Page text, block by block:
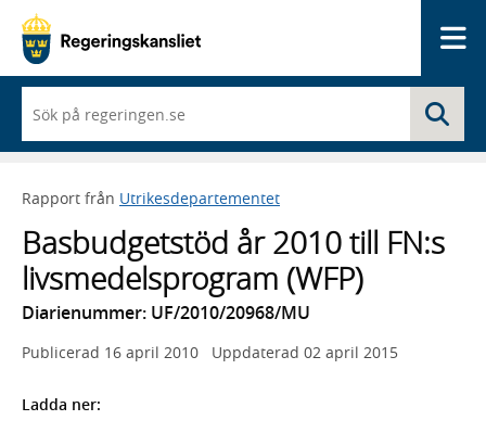
du
börjar
skriva
framträder
lista
med
sökförslag
Rapport från Utrikesdepartementet
Basbudgetstöd år 2010 till FN:s
livsmedelsprogram (WFP)
Diarienummer: UF/2010/20968/MU
Publicerad 16 april 2010 Uppdaterad 02 april 2015
Ladda ner: